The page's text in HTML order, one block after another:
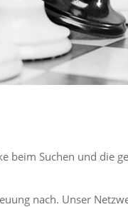
beim Suchen und die
nach. Unser